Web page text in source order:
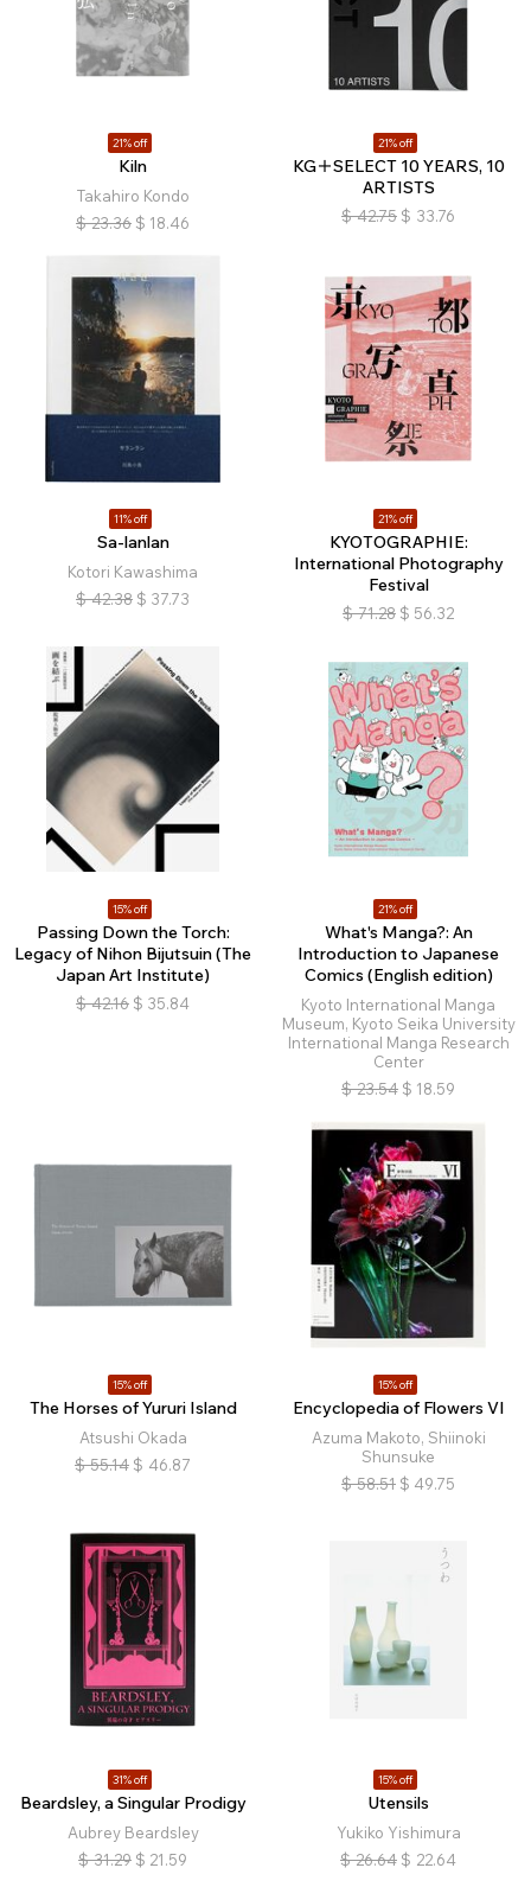
21% off
Kiln
Takahiro Kondo
$ 23.36 $ 18.46
21% off
KG＋SELECT 10 YEARS, 10
ARTISTS
$ 42.75 $ 33.76
11% off
Sa-lanlan
Kotori Kawashima
$ 42.38 $ 37.73
21% off
KYOTOGRAPHIE:
International Photography
Festival
$ 71.28 $ 56.32
15% off
Passing Down the Torch:
Legacy of Nihon Bijutsuin (The
Japan Art Institute)
$ 42.16 $ 35.84
21% off
What's Manga?: An
Introduction to Japanese
Comics (English edition)
Kyoto International Manga
Museum, Kyoto Seika University
International Manga Research
Center
$ 23.54 $ 18.59
15% off
The Horses of Yururi Island
Atsushi Okada
$ 55.14 $ 46.87
15% off
Encyclopedia of Flowers VI
Azuma Makoto, Shiinoki
Shunsuke
$ 58.51 $ 49.75
31% off
Beardsley, a Singular Prodigy
Aubrey Beardsley
$ 31.29 $ 21.59
15% off
Utensils
Yukiko Yishimura
$ 26.64 $ 22.64